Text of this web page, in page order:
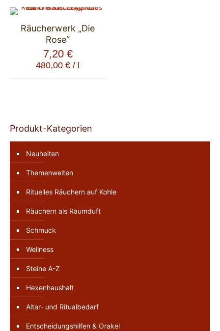
Räucherwerk „Die
Rose“
7,20 €
480,00€ /
Produkt-Kategorien
Neuheiten
Themenwelten
Rituelles Räuchern auf Kohle
Räuchern als Raumduft
Schmuck
Wellness
Steine A-Z
Hexenhaushalt
Altar- und Ritualbedarf
Entscheidungshilfen & Orakel